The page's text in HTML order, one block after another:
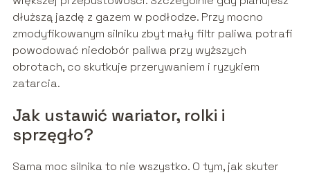
dłuższą jazdę z gazem w podłodze. Przy mocno
zmodyfikowanym silniku zbyt mały filtr paliwa potrafi
powodować niedobór paliwa przy wyższych
obrotach, co skutkuje przerywaniem i ryzykiem
zatarcia.
Jak ustawić wariator, rolki i
sprzęgło?
Sama moc silnika to nie wszystko. O tym, jak skuter